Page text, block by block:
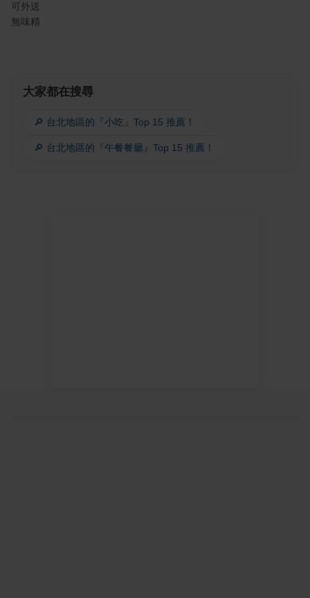
可外送
無味精
大家都在搜尋
🔎 台北地區的『小吃』Top 15 推薦！
🔎 台北地區的『午餐餐廳』Top 15 推薦！